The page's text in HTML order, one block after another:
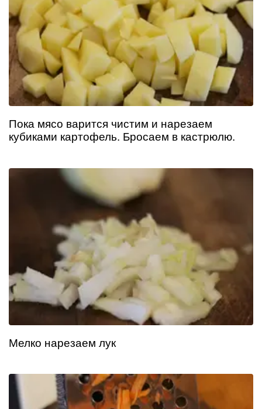
Пока мясо варится чистим и нарезаем
кубиками картофель. Бросаем в кастрюлю.
Мелко нарезаем лук